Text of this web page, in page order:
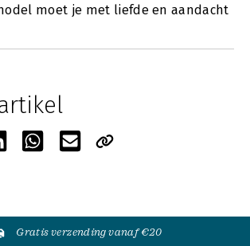
moet je met liefde en aandacht
Gratis verzending vanaf €20